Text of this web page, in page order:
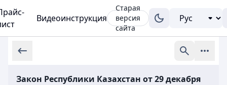
Видеоинструкция
Старая
версия
сайта
Закон Республики Казахстан от 29 декабря